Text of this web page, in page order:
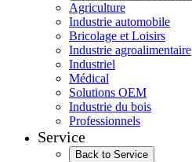
Agriculture
Industrie automobile
Bricolage et Loisirs
Industrie agroalimentaire
Industriel
Médical
Solutions OEM
Industrie du bois
Professionnels
Service
Back to Service